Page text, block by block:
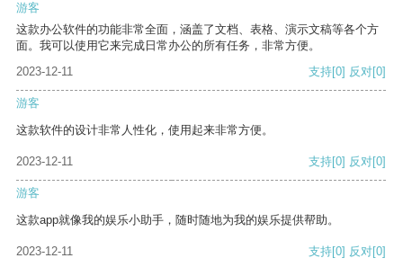
游客
这款办公软件的功能非常全面，涵盖了文档、表格、演示文稿等各个方
面。我可以使用它来完成日常办公的所有任务，非常方便。
2023-12-11
支持[0] 反对[0]
游客
这款软件的设计非常人性化，使用起来非常方便。
2023-12-11 支持[0] 反对[0]
游客
这款app就像我的娱乐小助手，随时随地为我的娱乐提供帮助。
2023-12-11 支持[0] 反对[0]